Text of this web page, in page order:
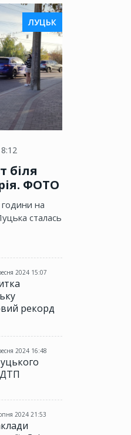
ЛУЦЬК
біля
ФОТО
на
сталась
2024 15:07
рекорд
2024 16:48
ДТП
2024 21:53